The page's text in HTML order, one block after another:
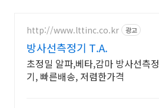
http://www.lttinc.co.kr 광고
방사선측정기 T.A.
초정밀 알파,베타,감마 방사선측정
기, 빠른배송, 저렴한가격